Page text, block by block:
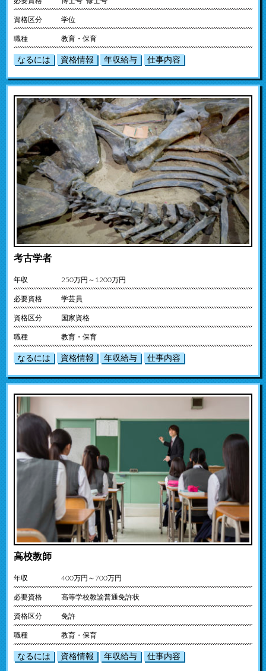
資格区分 学位
職種 教育・保育
なるには 資格情報 年収給与 仕事内容
考古学者
年収 250万円～1200万円
必要資格 学芸員
資格区分 国家資格
職種 教育・保育
なるには 資格情報 年収給与 仕事内容
高校教師
年収 400万円～700万円
必要資格 高等学校教諭普通免許状
資格区分 免許
職種 教育・保育
なるには 資格情報 年収給与 仕事内容